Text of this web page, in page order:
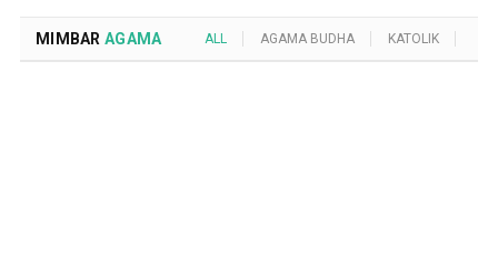
MIMBAR AGAMA ALL AGAMA BUDHA KATOLIK